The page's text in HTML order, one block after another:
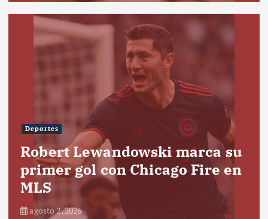
Deportes
Robert Lewandowski marca su
primer gol con Chicago Fire en
MLS
agosto 2, 2026